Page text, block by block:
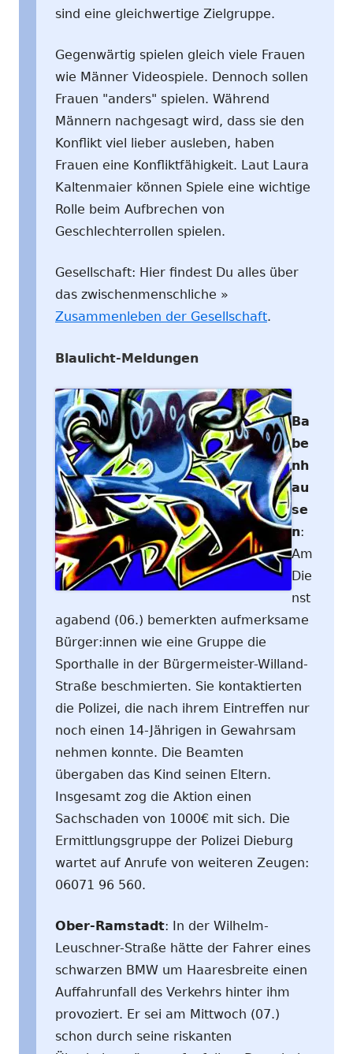
sind eine gleichwertige Zielgruppe.
Gegenwärtig spielen gleich viele Frauen
wie Männer Videospiele. Dennoch sollen
Frauen "anders" spielen. Während
Männern nachgesagt wird, dass sie den
Konflikt viel lieber ausleben, haben
Frauen eine Konfliktfähigkeit. Laut Laura
Kaltenmaier können Spiele eine wichtige
Rolle beim Aufbrechen von
Geschlechterrollen spielen.
Gesellschaft: Hier findest Du alles über
das zwischenmenschliche »
Zusammenleben der Gesellschaft.
Blaulicht-Meldungen
Ba
be
nh
au
se
n:
Am
Die
nst
agabend (06.) bemerkten aufmerksame
Bürger:innen wie eine Gruppe die
Sporthalle in der Bürgermeister-Willand-
Straße beschmierten. Sie kontaktierten
die Polizei, die nach ihrem Eintreffen nur
noch einen 14-Jährigen in Gewahrsam
nehmen konnte. Die Beamten
übergaben das Kind seinen Eltern.
Insgesamt zog die Aktion einen
Sachschaden von 1000€ mit sich. Die
Ermittlungsgruppe der Polizei Dieburg
wartet auf Anrufe von weiteren Zeugen:
06071 96 560.
Ober-Ramstadt: In der Wilhelm-
Leuschner-Straße hätte der Fahrer eines
schwarzen BMW um Haaresbreite einen
Auffahrunfall des Verkehrs hinter ihm
provoziert. Er sei am Mittwoch (07.)
schon durch seine riskanten